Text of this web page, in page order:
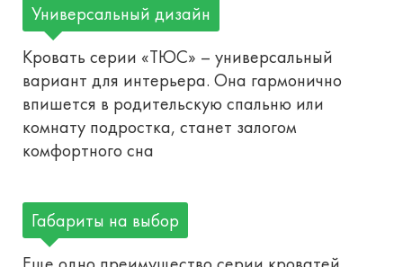
Универсальный дизайн
Кровать серии «ТЮС» – универсальный
вариант для интерьера. Она гармонично
впишется в родительскую спальню или
комнату подростка, станет залогом
комфортного сна
Габариты на выбор